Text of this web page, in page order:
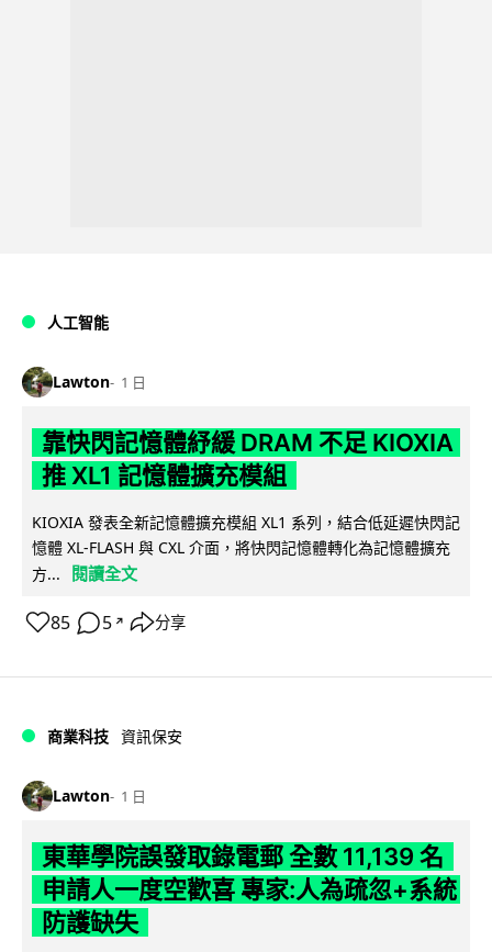
人工智能
Lawton 1 日
靠快閃記憶體紓緩 DRAM 不足 KIOXIA
推 XL1 記憶體擴充模組
KIOXIA 發表全新記憶體擴充模組 XL1 系列，結合低延遲快閃記
憶體 XL-FLASH 與 CXL 介面，將快閃記憶體轉化為記憶體擴充
方...
閱讀全文
85 5 ↗ 分享
商業科技 資訊保安
Lawton 1 日
東華學院誤發取錄電郵 全數 11,139 名
申請人一度空歡喜 專家:人為疏忽+系統
防護缺失